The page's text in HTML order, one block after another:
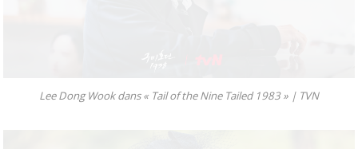
Lee Dong Wook dans « Tail of the Nine Tailed 1983 » | TVN